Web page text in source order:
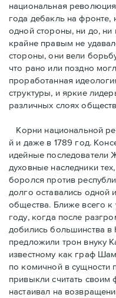
национальная
года дебакль на фронте,
одной стороны, ни до, ни
крайне правым не
стороны, они вели
что рано или поздно
проработанная
структуры, и яркие
различных слоях
Корни национальной
й и даже в 1789 год.
идейные
духовные наследники
боролся против
долго оставались одной
общества. Ближе всего к
году, когда после
добились большинства
предложили трон внуку
известному как граф
по комичной в сущности
привыкли считать своим
настаивал на